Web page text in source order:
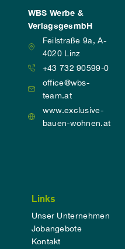
WBS Werbe &
VerlagsgesmbH
Feilstraße 9a, A-
4020 Linz
+43 732 90599-0
office@wbs-
team.at
www.exclusive-
bauen-wohnen.at
Links
Unser Unternehmen
Jobangebote
Kontakt